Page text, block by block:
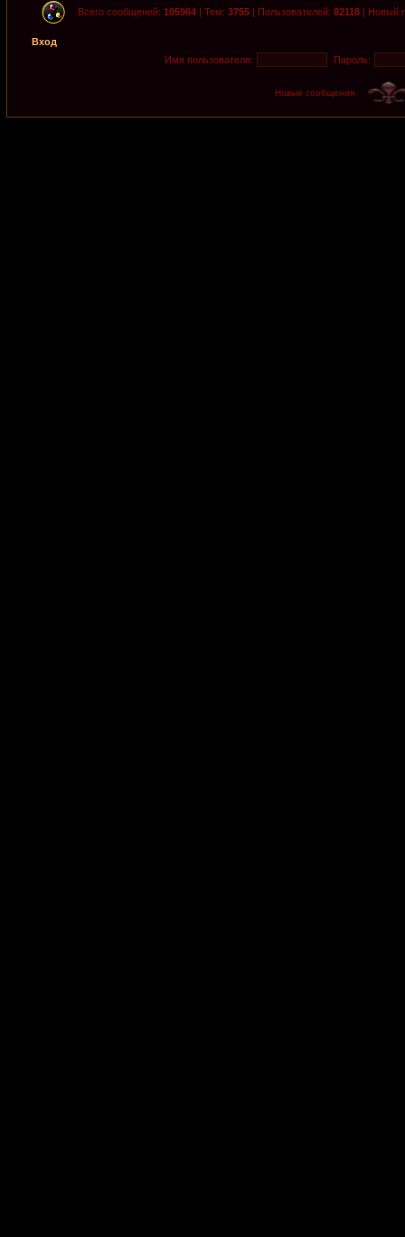
Всего сообщений: 105964 | Тем: 3755 | Пользователей: 82118 | Новый
Вход
Имя пользователя:
Пароль:
Новые сообщения